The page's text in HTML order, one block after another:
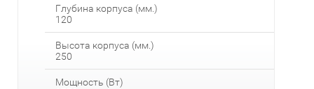
Глубина корпуса (мм.)
120
Высота корпуса (мм.)
250
Мощность (Вт)